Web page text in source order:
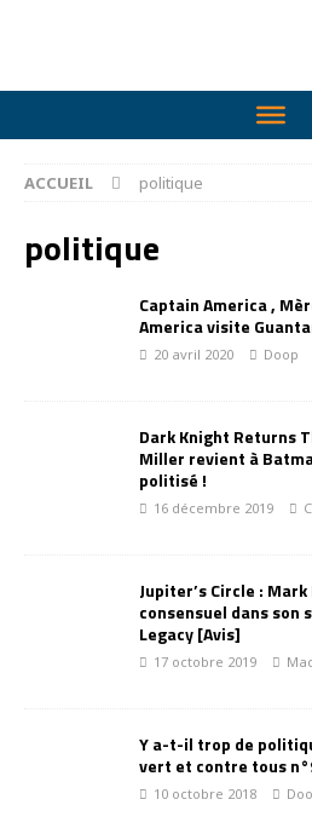
ACCUEIL politique
politique
Captain America ,
America visite
20 avril 2020 Doop
Dark Knight Returns
Miller revient à
politisé !
16 décembre 2019
Jupiter’s Circle :
consensuel dans son
Legacy [Avis]
17 octobre 2019
Y a-t-il trop de
vert et contre tous
10 octobre 2018